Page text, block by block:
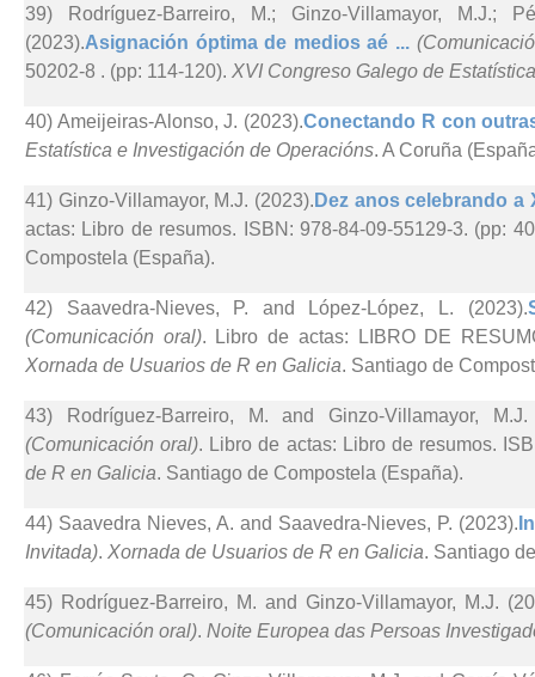
39) Rodríguez-Barreiro, M.; Ginzo-Villamayor, M.J.;
(2023).Asignación óptima de medios aé ...
50202-8 . (pp: 114-120). XVI Congreso Galego de
40) Ameijeiras-Alonso, J. (2023).Conectando R con
Estatística e Investigación de Operacións. A Coruña
41) Ginzo-Villamayor, M.J. (2023). Dez anos celebrando
actas: Libro de resumos. ISBN: 978-84-09-55129-3. (pp:
Compostela (España).
42) Saavedra-Nieves, P. and López-López, L. (2023).
(Comunicación oral). Libro de actas: LIBRO DE
Xornada de Usuarios de R en Galicia. Santiago de
43) Rodríguez-Barreiro, M. and Ginzo-Villamayor, M.J.
(Comunicación oral). Libro de actas: Libro de resumos.
de R en Galicia. Santiago de Compostela (España).
44) Saavedra Nieves, A. and Saavedra-Nieves, P. (2023).
Invitada). Xornada de Usuarios de R en Galicia. Santiago
45) Rodríguez-Barreiro, M. and Ginzo-Villamayor, M.J.
(Comunicación oral). Noite Europea das Persoas